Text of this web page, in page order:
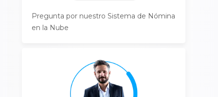
Pregunta por nuestro Sistema de Nómina
en la Nube